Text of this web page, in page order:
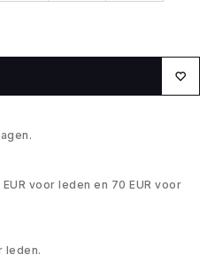
voor leden en 70 EUR voor
leden.